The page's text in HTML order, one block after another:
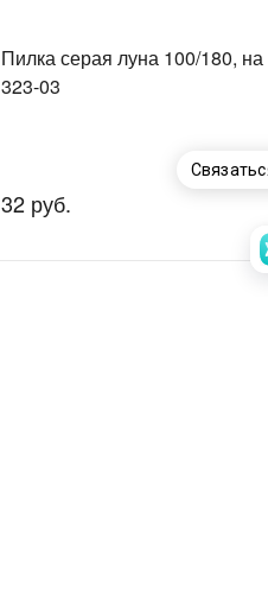
Пилка серая луна 100/180,
323-03
32 руб.